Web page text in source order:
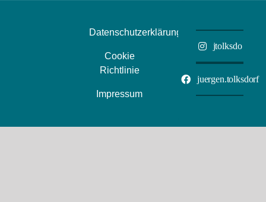
Datenschutzerklärung
Cookie
Richtlinie
Impressum
jtolksdo
juergen.tolksdorf